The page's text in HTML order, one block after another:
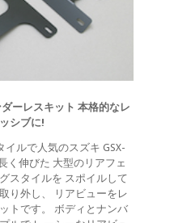
ーレスキット 本格的なレ
シブに!
イルで人気のスズキ GSX-
く伸びた 大型のリアフェ
スタイルを スポイルして
り外し、 リアビューをレ
トです。 ボディとナンバ